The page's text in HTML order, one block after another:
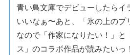
青い鳥文庫でデビューしたらイ
いいなぁ〜あと、「氷の上のプ
なので「作家になりたい！」と
ス」のコラボ作品が読みたいっ